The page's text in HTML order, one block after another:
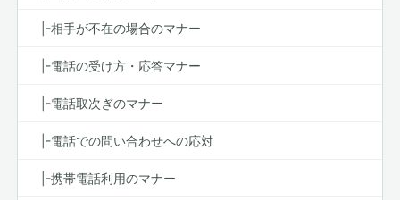
|-相手が不在の場合のマナー
|-電話の受け方・応答マナー
|-電話取次ぎのマナー
|-電話での問い合わせへの応対
|-携帯電話利用のマナー